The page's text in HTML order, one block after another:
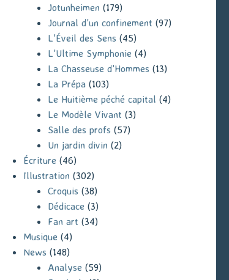
Jotunheimen (179)
Journal d'un confinement (97)
L'Éveil des Sens (45)
L'Ultime Symphonie (4)
La Chasseuse d'Hommes (13)
La Prépa(103)
Le Huitième péché capital (4)
Le Modèle Vivant (3)
Salle des profs (57)
Un jardin divin (2)
Écriture (46)
Illustration (302)
Croquis (38)
Dédicace (3)
Fan art (34)
Musique (4)
News (148)
Analyse (59)